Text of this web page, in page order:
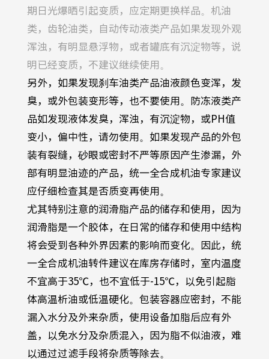
期日光爆晒引起变质，应定期更换样品。机油
类，齿轮油类，自动传动液类产品如果发现外观
浑浊，有明显悬浮物，或者罐底有沉淀物等，说
明已经变质，不建议继续使用。
另外，如果发现刹车油类产品油液颜色变浑，发
臭，或外包装变形等，也不要使用。防冻液类产
品如发现液体发臭，浑浊，有沉淀物，或PH值
变小，偏中性，请勿使用。如果发现产品的外包
装有裂缝，砂眼或密封不严等原因产生渗漏，外
部有明显油迹的产品，统一全合成机油专家建议
应仔细检查其是否质变再使用。
尤其特别注意的润滑脂产品的储存和使用，因为
润滑脂是一个胶体，在日常的储存和使用中结构
将会受到各种外界因素的影响而变化。因此，统
一全合成机油转件建议在库房存储时，室内温度
不宜高于35℃，也不宜低于-15℃，以免引起脂
体高温析油或低温硬化。包装容器应密封，不能
漏入水分及外来杂质，使用设备加脂后应有外
盖，以免水分及杂质混入，因为脂不似油液，难
以通过过滤手段将杂质等除去。